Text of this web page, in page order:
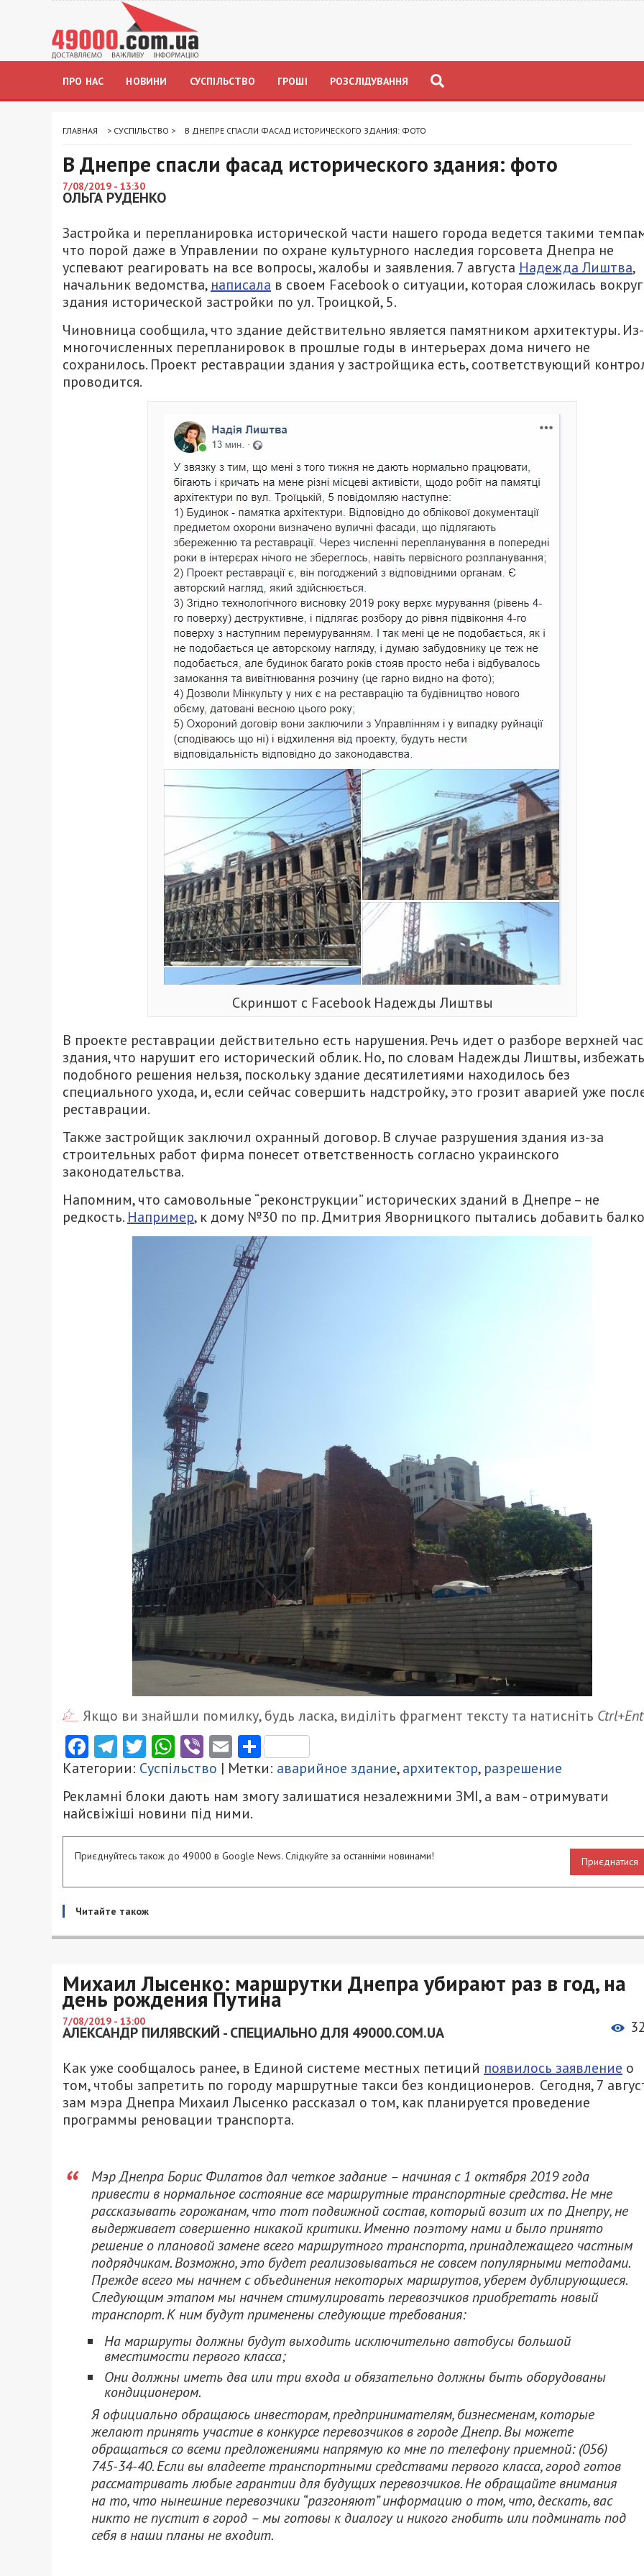
ПРО НАС НОВИНИ СУСПІЛЬСТВО ГРОШІ РОЗСЛІДУВАННЯ
ГЛАВНАЯ > СУСПІЛЬСТВО > В ДНЕПРЕ СПАСЛИ ФАСАД ИСТОРИЧЕСКОГО ЗДАНИЯ: ФОТО
В Днепре спасли фасад исторического здания: фото
7/08/2019 - 13:30
ОЛЬГА РУДЕНКО
Застройка и перепланировка исторической части нашего города ведется такими
что порой даже в Управлении по охране культурного наследия горсовета Днепра не
успевают реагировать на все вопросы, жалобы и заявления. 7 августа Надежда Лиштва,
начальник ведомства, написала в своем Facebook о ситуации, которая сложилась вокруг
здания исторической застройки по ул. Троицкой, 5.
Чиновница сообщила, что здание действительно является памятником архитектуры.
многочисленных перепланировок в прошлые годы в интерьерах дома ничего не
сохранилось. Проект реставрации здания у застройщика есть, соответствующий
проводится.
Скриншот с Facebook Надежды Лиштвы
В проекте реставрации действительно есть нарушения. Речь идет о разборе верхней
здания, что нарушит его исторический облик. Но, по словам Надежды Лиштвы, избежать
подобного решения нельзя, поскольку здание десятилетиями находилось без
специального ухода, и, если сейчас совершить надстройку, это грозит аварией уже
реставрации.
Также застройщик заключил охранный договор. В случае разрушения здания из-за
строительных работ фирма понесет ответственность согласно украинского
законодательства.
Напомним, что самовольные “реконструкции” исторических зданий в Днепре – не
редкость. Например, к дому №30 по пр. Дмитрия Яворницкого пытались добавить
Якщо ви знайшли помилку, будь ласка, виділіть фрагмент тексту та натисніть
Facebook
Telegram
Twitter
WhatsApp
ViberEmailПоділитися
Категории: Суспільство | Метки: аварийное здание,архитектор, разрешение
Рекламні блоки дають нам змогу залишатися незалежними ЗМІ, а вам - отримувати
найсвіжіші новини під ними.
Приєднуйтесь також до 49000 в Google News. Слідкуйте за останніми новинами! Приєднатися
Читайте також
Михаил Лысенко: маршрутки Днепра убирают раз в год, на
день рождения Путина
7/08/2019 - 13:00
АЛЕКСАНДР ПИЛЯВСКИЙ - СПЕЦИАЛЬНО ДЛЯ 49000.COM.UA
Как уже сообщалось ранее, в Единой системе местных петиций появилось заявление о
том, чтобы запретить по городу маршрутные такси без кондиционеров. Сегодня, 7
зам мэра Днепра Михаил Лысенко рассказал о том, как планируется проведение
программы реновации транспорта.
Мэр Днепра Борис Филатов дал четкое задание – начиная с 1 октября 2019 года
привести в нормальное состояние все маршрутные транспортные средства. Не мне
рассказывать горожанам, что тот подвижной состав, который возит их по Днепру, не
выдерживает совершенно никакой критики. Именно поэтому нами и было принято
решение о плановой замене всего маршрутного транспорта, принадлежащего частным
подрядчикам. Возможно, это будет реализовываться не совсем популярными методами.
Прежде всего мы начнем с объединения некоторых маршрутов, уберем дублирующиеся.
Следующим этапом мы начнем стимулировать перевозчиков приобретать новый
транспорт. К ним будут применены следующие требования:
На маршруты должны будут выходить исключительно автобусы большой
вместимости первого класса;
Они должны иметь два или три входа и обязательно должны быть оборудованы
кондиционером.
Я официально обращаюсь инвесторам, предпринимателям, бизнесменам, которые
желают принять участие в конкурсе перевозчиков в городе Днепр. Вы можете
обращаться со всеми предложениями напрямую ко мне по телефону приемной: (056)
745-34-40. Если вы владеете транспортными средствами первого класса, город готов
рассматривать любые гарантии для будущих перевозчиков. Не обращайте внимания
на то, что нынешние перевозчики “разгоняют” информацию о том, что, дескать, вас
никто не пустит в город – мы готовы к диалогу и никого гнобить или подминать под
себя в наши планы не входит.